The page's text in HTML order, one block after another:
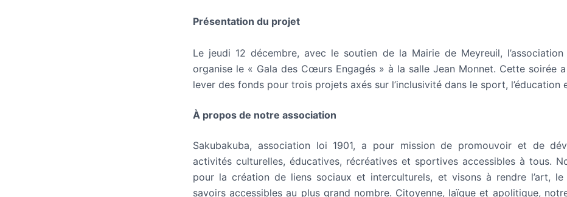
Présentation du projet
Le jeudi 12 décembre, avec le soutien de la Mairie de Meyreuil, l’association
organise le « Gala des Cœurs Engagés » à la salle Jean Monnet. Cette soirée
lever des fonds pour trois projets axés sur l’inclusivité dans le sport, l’éducation
À propos de notre association
Sakubakuba, association loi 1901, a pour mission de promouvoir et de
activités culturelles, éducatives, récréatives et sportives accessibles à tous.
pour la création de liens sociaux et interculturels, et visons à rendre l’art,
savoirs accessibles au plus grand nombre. Citoyenne, laïque et apolitique,